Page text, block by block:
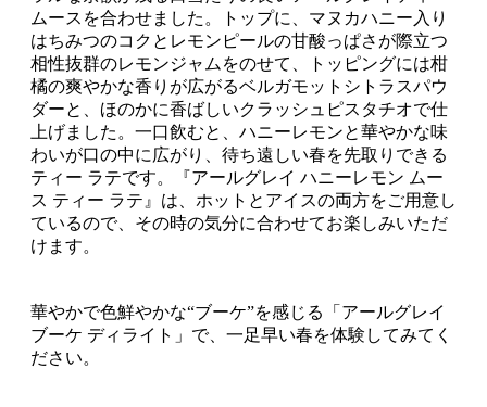
ムースを合わせました。トップに、マヌカハニー入り
はちみつのコクとレモンピールの甘酸っぱさが際立つ
相性抜群のレモンジャムをのせて、トッピングには柑
橘の爽やかな香りが広がるベルガモットシトラスパウ
ダーと、ほのかに香ばしいクラッシュピスタチオで仕
上げました。一口飲むと、ハニーレモンと華やかな味
わいが口の中に広がり、待ち遠しい春を先取りできる
ティー ラテです。『アールグレイ ハニーレモン ムー
ス ティー ラテ』は、ホットとアイスの両方をご用意し
ているので、その時の気分に合わせてお楽しみいただ
けます。
華やかで色鮮やかな“ブーケ”を感じる「アールグレイ
ブーケ ディライト」で、一足早い春を体験してみてく
ださい。